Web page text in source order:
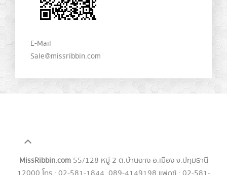
E-Mail
Sale@missribbin.com
MissRibbin.com55/128 หมู่ 2 ต.บ้านฉาง อ.เมือง จ.ปทุมธานี